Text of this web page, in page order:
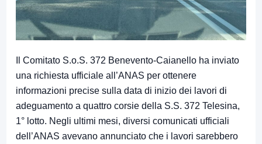
Il Comitato S.o.S. 372 Benevento-Caianello ha inviato
una richiesta ufficiale all’ANAS per ottenere
informazioni precise sulla data di inizio dei lavori di
adeguamento a quattro corsie della S.S. 372 Telesina,
1° lotto. Negli ultimi mesi, diversi comunicati ufficiali
dell’ANAS avevano annunciato che i lavori sarebbero